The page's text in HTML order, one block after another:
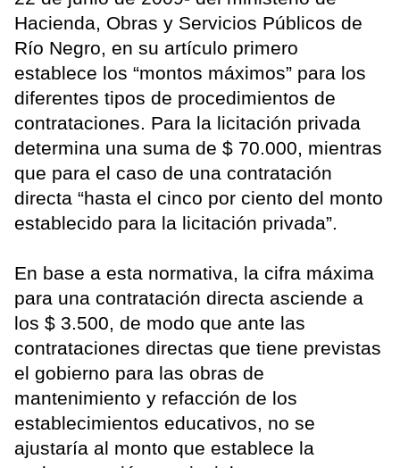
Hacienda, Obras y Servicios Públicos de
Río Negro, en su artículo primero
establece los “montos máximos” para los
diferentes tipos de procedimientos de
contrataciones. Para la licitación privada
determina una suma de $ 70.000, mientras
que para el caso de una contratación
directa “hasta el cinco por ciento del monto
establecido para la licitación privada”.
En base a esta normativa, la cifra máxima
para una contratación directa asciende a
los $ 3.500, de modo que ante las
contrataciones directas que tiene previstas
el gobierno para las obras de
mantenimiento y refacción de los
establecimientos educativos, no se
ajustaría al monto que establece la